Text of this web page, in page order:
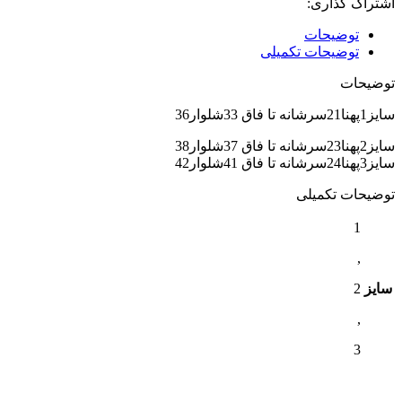
توضیحات
توضیحات تکمیلی
توضیحات
سایز1پهنا21سرشانه تا فاق 33شلوار36
سایز2پهنا23سرشانه تا فاق 37شلوار38
سایز3پهنا24سرشانه تا فاق 41شلوار42
توضیحات تکمیلی
سایز
1
,
2
,
3